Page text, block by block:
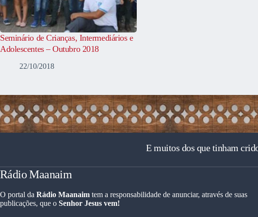
Seminário de Crianças, Intermediários e
Adolescentes – Outubro 2018
22/10/2018
E muitos dos que tinham
Rádio Maanaim
O portal da Rádio Maanaim tem a responsabilidade de anunciar, através de suas
publicações, que o Senhor Jesus vem!